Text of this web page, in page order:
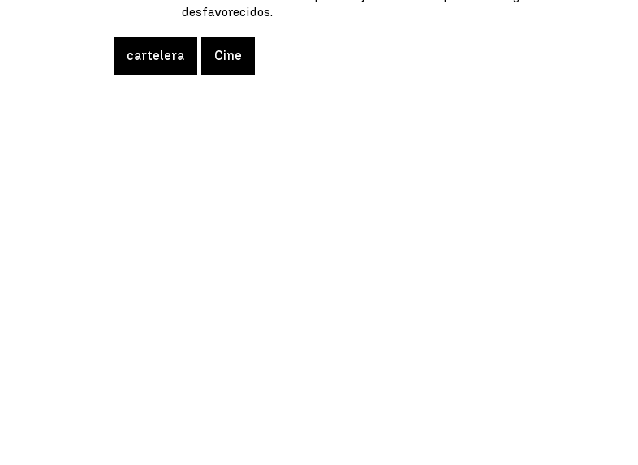
desfavorecidos.
cartelera Cine